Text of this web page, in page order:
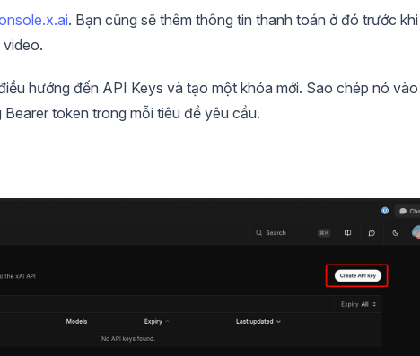
. Bạn cũng sẽ thêm thông tin thanh toán ở đó trước khi
hướng đến API Keys và tạo một khóa mới. Sao chép nó vào
token trong mỗi tiêu đề yêu cầu.